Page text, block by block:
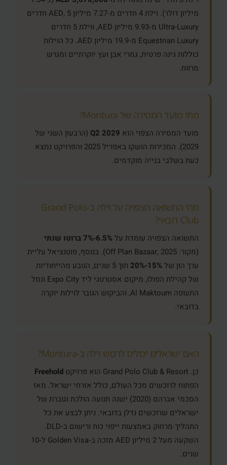
מיליון דולר). וילת 4 חדרים מ‑7.27 מיליון AED, 5 חדרים
Ultra-Luxury מ‑9.93 מיליון AED, ווילת 5 חדרים
Equestrian Luxury מ‑19.9 מיליון AED. כל הוילות
כוללות גינה פרטית, גמרי אבן ועץ יוקרתיים ומגרש
מרווח.
מתי מועד המסירה של Montura?
מועד המסירה הצפוי הוא Q2 2029 (הרבעון השני של
2029). המכירות הושקו באפריל 2025 והפרויקט נמצא
כעת בשלבי בנייה מוקדמים.
מהי התשואה הצפויה על וילה ב‑Grand Polo
Club דובאי?
התשואה הצפויה עומדת על 6.5%‑7% ברוטו שנתי
(מקור: Off Plan Bazaar, 2025). בנוסף, פוטנציאל עליית
ערך הון של 15%‑20%
תוך 5 שנים, הנובע מהייחודיות
של קהילת הפולו, מיקום אסטרטגי ליד Expo City ונמל
התעופה Al Maktoum, והביקוש הגובר לוילות יוקרה
בדובאי.
האם ישראלים יכולים לרכוש וילה ב‑Montura?
כן. Grand Polo Club & Resort הוא פרויקט
Freehold
הפתוח לרוכשים מכל העולם, כולל אזרחי ישראל. מאז
הסכמי אברהם (2020) ישנה תנועה הולכת וגוברת של
ישראלים שרוכשים נדלן בדובאי. ניתן לבצע את כל
התהליך מרחוק באמצעות ייפוי כוח ורישום ב‑DLD.
השקעה מעל 2 מיליון AED מזכה ב‑Golden Visa ל‑10
שנים.